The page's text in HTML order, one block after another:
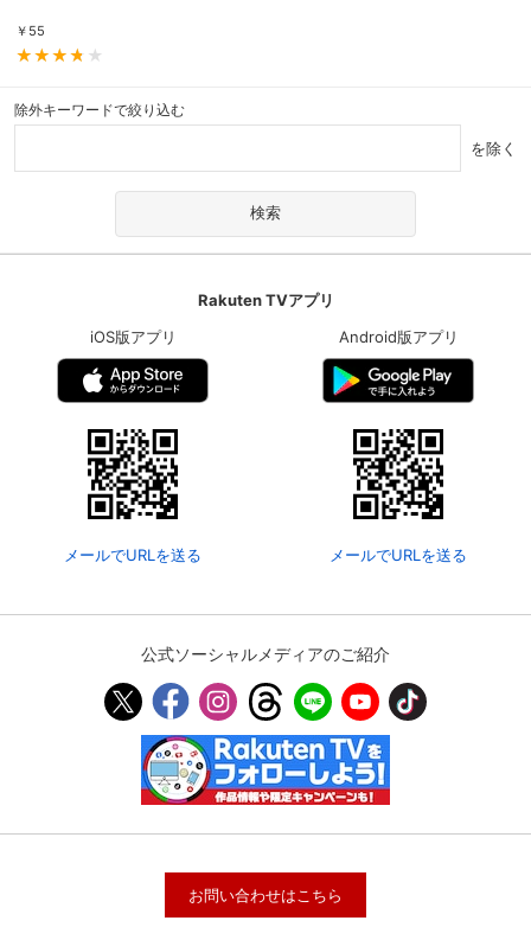
￥ 55
除外キーワードで絞り込む
を除く
Rakuten TVアプリ
iOS版アプリ
メールでURLを送る
Android版アプリ
メールでURLを送る
公式ソーシャルメディアのご紹介
お問い合わせはこちら